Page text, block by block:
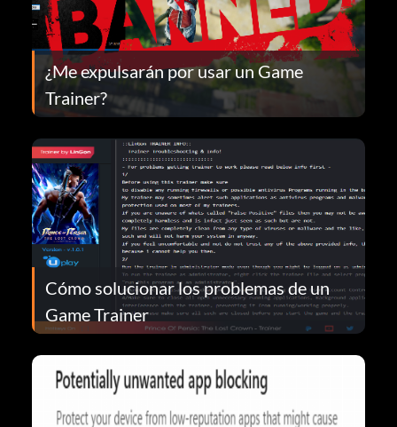
¿Me expulsarán por usar un Game
Trainer?
Cómo solucionar los problemas de un
Game Trainer